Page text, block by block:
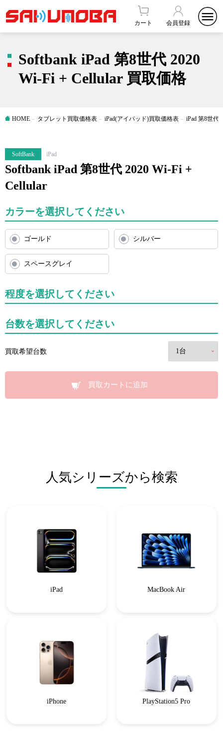
カート 会員登録
Softbank iPad 第8世代 2020
Wi-Fi + Cellular 買取価格
HOME タブレット買取価格表 iPad(アイパッド)買取価格表 iPad 第8世代
SoftBank iPad
Softbank iPad 第8世代 2020 Wi-Fi +
Cellular
カラーを選択してください
ゴールド シルバー
スペースグレイ
程度を選択してください
台数を選択してください
買取希望台数
買取カートに追加
人気シリーズから検索
iPad MacBook Air
iPhone PlayStation5 Pro